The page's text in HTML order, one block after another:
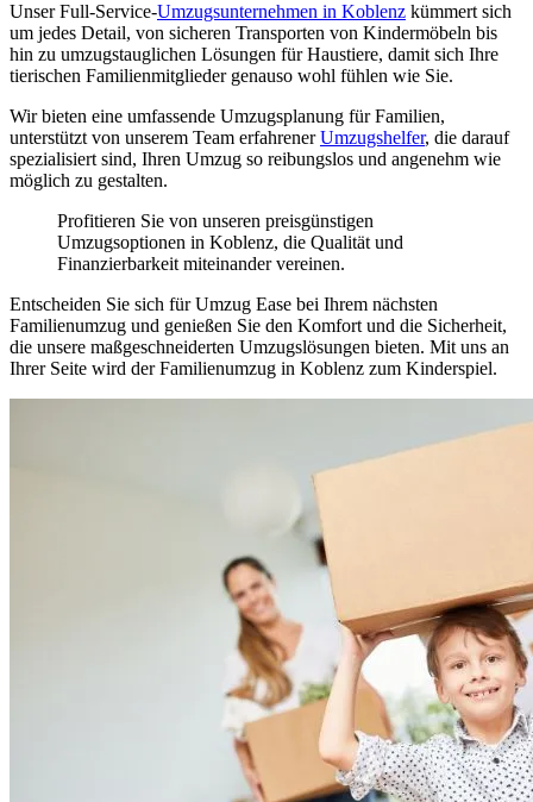
Unser Full-Service-Umzugsunternehmen in Koblenz kümmert sich
um jedes Detail, von sicheren Transporten von Kindermöbeln bis
hin zu umzugstauglichen Lösungen für Haustiere, damit sich Ihre
tierischen Familienmitglieder genauso wohl fühlen wie Sie.
Wir bieten eine umfassende Umzugsplanung für Familien,
unterstützt von unserem Team erfahrenerUmzugshelfer, die darauf
spezialisiert sind, Ihren Umzug so reibungslos und angenehm wie
möglich zu gestalten.
Profitieren Sie von unseren preisgünstigen
Umzugsoptionen in Koblenz, die Qualität und
Finanzierbarkeit miteinander vereinen.
Entscheiden Sie sich für Umzug Ease bei Ihrem nächsten
Familienumzug und genießen Sie den Komfort und die Sicherheit,
die unsere maßgeschneiderten Umzugslösungen bieten. Mit uns an
Ihrer Seite wird der Familienumzug in Koblenz zum Kinderspiel.